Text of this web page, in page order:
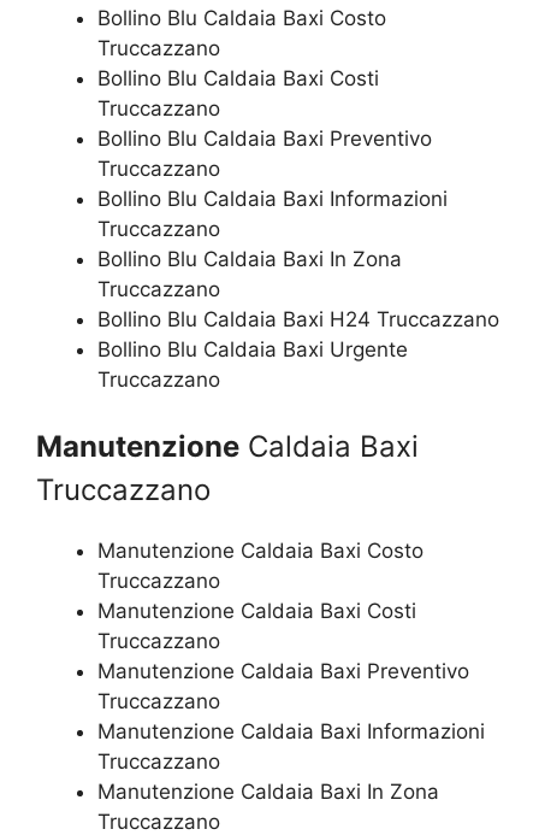
Bollino Blu Caldaia Baxi Costo
Truccazzano
Bollino Blu Caldaia Baxi Costi
Truccazzano
Bollino Blu Caldaia Baxi Preventivo
Truccazzano
Bollino Blu Caldaia Baxi Informazioni
Truccazzano
Bollino Blu Caldaia Baxi In Zona
Truccazzano
Bollino Blu Caldaia Baxi H24 Truccazzano
Bollino Blu Caldaia Baxi Urgente
Truccazzano
Manutenzione Caldaia Baxi
Truccazzano
Manutenzione Caldaia Baxi Costo
Truccazzano
Manutenzione Caldaia Baxi Costi
Truccazzano
Manutenzione Caldaia Baxi Preventivo
Truccazzano
Manutenzione Caldaia Baxi Informazioni
Truccazzano
Manutenzione Caldaia Baxi In Zona
Truccazzano